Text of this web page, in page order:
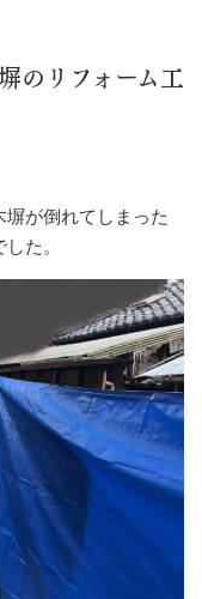
のリフォーム工
が倒れてしまった
た。